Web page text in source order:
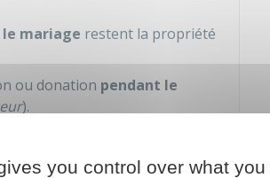
mariage restent la propriété
ou donation pendant le
).
ci reste la propriété
you control over what